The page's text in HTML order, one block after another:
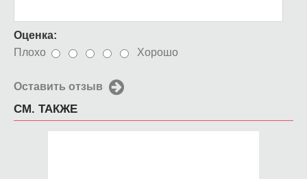
Оценка:
Плохо
Хорошо
Оставить отзыв
СМ. ТАКЖЕ